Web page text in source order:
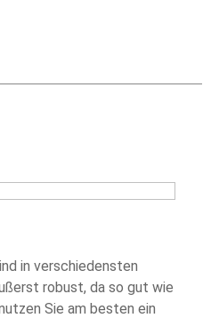
in verschiedensten
robust, da so gut wie
Sie am besten ein